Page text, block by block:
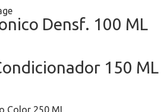
Densf. 100 ML
150 ML